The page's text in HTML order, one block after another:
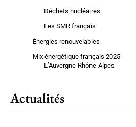
Déchets nucléaires
Les SMR français
Énergies renouvelables
Mix énergétique français 2025
L’Auvergne-Rhône-Alpes
Actualités